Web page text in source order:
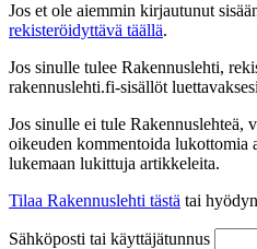
Jos et ole aiemmin kirjautunut
rekisteröidyttävä täällä.
Jos sinulle tulee Rakennuslehti,
rakennuslehti.fi-sisällöt
Jos sinulle ei tule Rakennuslehteä,
oikeuden kommentoida lukottomia
lukemaan lukittuja artikkeleita.
Tilaa Rakennuslehti tästä tai
Sähköposti tai käyttäjätunnus